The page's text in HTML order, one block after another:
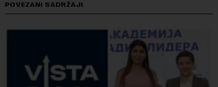
POVEZANI SADRŽAJI